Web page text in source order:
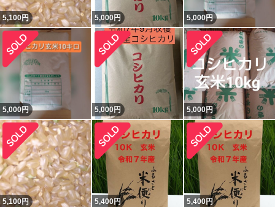
5,100円 5,000円 5,000円
5,000円 5,000円 5,000円
5,100円 5,400円 5,400円